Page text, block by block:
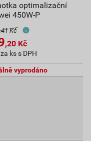
optimalizační
450W-P
Kč
,20 Kč
ks s DPH
vyprodáno